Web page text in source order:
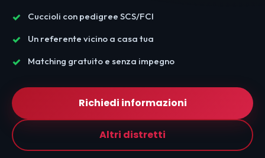
Cuccioli con pedigree SCS/FCI
Un referente vicino a casa tua
Matching gratuito e senza impegno
Richiedi informazioni
Altri distretti